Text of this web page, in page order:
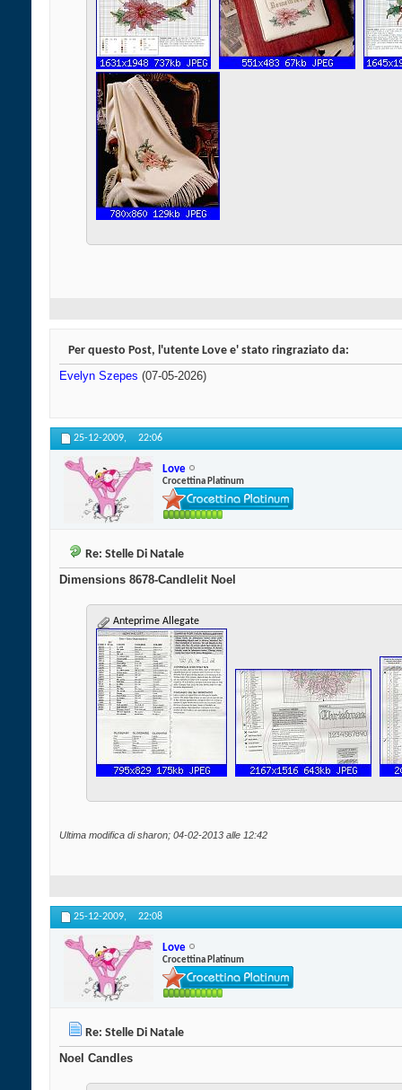
Per questo Post, l'utente Love e' stato ringraziato da:
Evelyn Szepes (07-05-2026)
25-12-2009, 22:06
Love
Crocettina Platinum
Re: Stelle Di Natale
Dimensions 8678-Candlelit Noel
Anteprime Allegate
Ultima modifica di sharon; 04-02-2013 alle 12:42
25-12-2009, 22:08
Love
Crocettina Platinum
Re: Stelle Di Natale
Noel Candles